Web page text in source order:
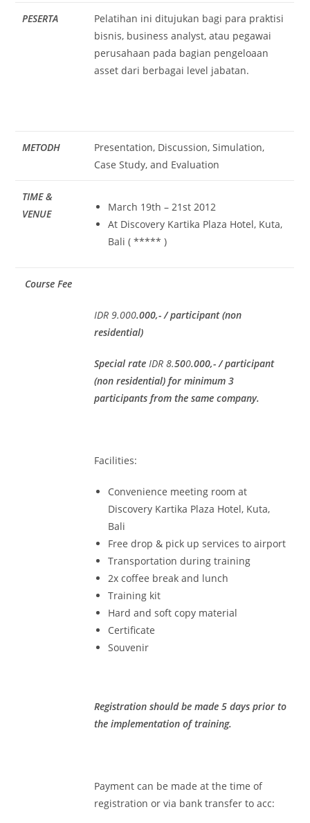
PESERTA
Pelatihan ini ditujukan bagi para praktisi
bisnis, business analyst, atau pegawai
perusahaan pada bagian pengeloaan
asset dari berbagai level jabatan.
METODH
Presentation, Discussion, Simulation,
Case Study, and Evaluation
TIME &
VENUE
March 19th – 21st 2012
At Discovery Kartika Plaza Hotel, Kuta,
Bali ( ***** )
Course Fee
IDR9.000.000,- / participant (non
residential)
Special rateIDR8.500.000,- / participant
(non residential) for minimum 3
participants from the same company.
Facilities:
Convenience meeting room at
Discovery Kartika Plaza Hotel, Kuta,
Bali
Free drop & pick up services to airport
Transportation during training
2x coffee break and lunch
Training kit
Hard and soft copy material
Certificate
Souvenir
Registration should be made 5 days prior to
the implementation of training.
Payment can be made at the time of
registration or via bank transfer to acc: